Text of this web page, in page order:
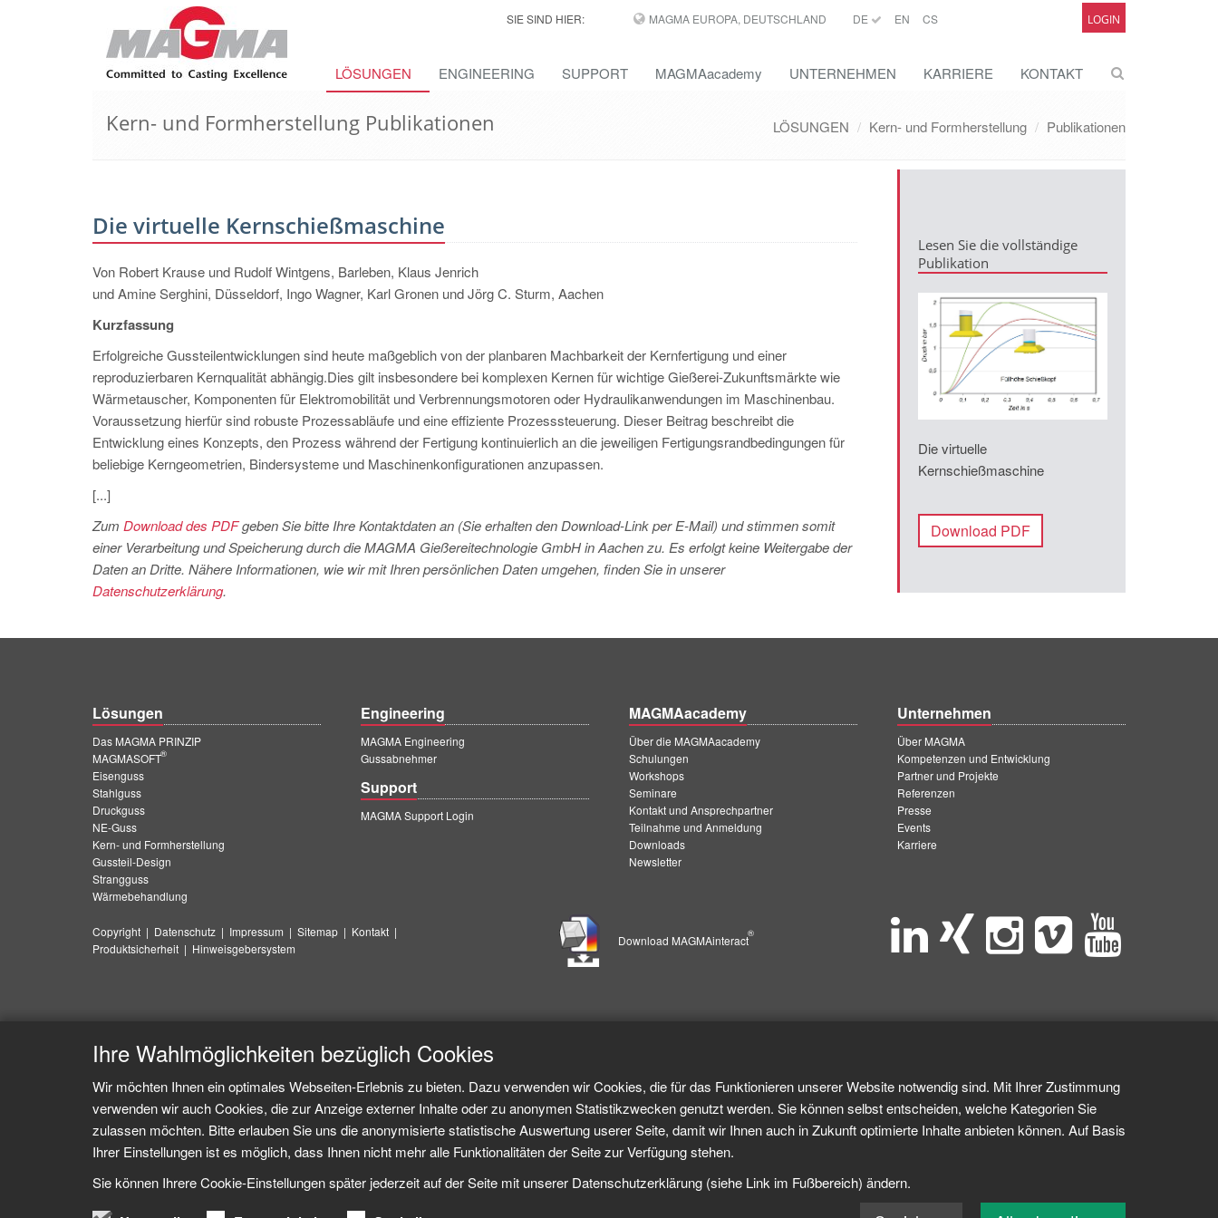
SIE SIND HIER: MAGMA EUROPA, DEUTSCHLAND DE EN CS LOGIN
LÖSUNGEN ENGINEERING SUPPORT MAGMAacademy UNTERNEHMEN KARRIERE KONTAKT
Kern- und Formherstellung Publikationen LÖSUNGEN Kern- und Formherstellung Publikationen
Die virtuelle Kernschießmaschine
Von Robert Krause und Rudolf Wintgens, Barleben, Klaus Jenrich
und Amine Serghini, Düsseldorf, Ingo Wagner, Karl Gronen und Jörg C. Sturm, Aachen
Kurzfassung
Erfolgreiche Gussteilentwicklungen sind heute maßgeblich von der planbaren Machbarkeit der Kernfertigung und einer
reproduzierbaren Kernqualität abhängig.Dies gilt insbesondere bei komplexen Kernen für wichtige Gießerei-Zukunftsmärkte wie
Wärmetauscher, Komponenten für Elektromobilität und Verbrennungsmotoren oder Hydraulikanwendungen im Maschinenbau.
Voraussetzung hierfür sind robuste Prozessabläufe und eine effiziente Prozesssteuerung. Dieser Beitrag beschreibt die
Entwicklung eines Konzepts, den Prozess während der Fertigung kontinuierlich an die jeweiligen Fertigungsrandbedingungen für
beliebige Kerngeometrien, Bindersysteme und Maschinenkonfigurationen anzupassen.
[...]
Zum Download des PDFgeben Sie bitte Ihre Kontaktdaten an (Sie erhalten den Download-Link per E-Mail) und stimmen somit
einer Verarbeitung und Speicherung durch die MAGMA Gießereitechnologie GmbH in Aachen zu. Es erfolgt keine Weitergabe der
Daten an Dritte. Nähere Informationen, wie wir mit Ihren persönlichen Daten umgehen, finden Sie in unserer
Datenschutzerklärung.
Lesen Sie die vollständige
Publikation
Die virtuelle
Kernschießmaschine
Download PDF
Lösungen
Das MAGMA PRINZIP
MAGMASOFT
®
Eisenguss
Stahlguss
Druckguss
NE-Guss
Kern- und Formherstellung
Gussteil-Design
Strangguss
Wärmebehandlung
Engineering
MAGMA Engineering
Gussabnehmer
Support
MAGMA Support Login
MAGMAacademy
Über die MAGMAacademy
Schulungen
Workshops
Seminare
Kontakt und Ansprechpartner
Teilnahme und Anmeldung
Downloads
Newsletter
Unternehmen
Über MAGMA
Kompetenzen und Entwicklung
Partner und Projekte
Referenzen
Presse
Events
Karriere
Copyright | Datenschutz | Impressum | Sitemap | Kontakt |
Produktsicherheit | Hinweisgebersystem
Download MAGMAinteract
®
Ihre Wahlmöglichkeiten bezüglich Cookies
Wir möchten Ihnen ein optimales Webseiten-Erlebnis zu bieten. Dazu verwenden wir Cookies, die für das Funktionieren unserer Website notwendig sind. Mit Ihrer Zustimmung
verwenden wir auch Cookies, die zur Anzeige externer Inhalte oder zu anonymen Statistikzwecken genutzt werden. Sie können selbst entscheiden, welche Kategorien Sie
zulassen möchten. Bitte erlauben Sie uns die anonymisierte statistische Auswertung userer Seite, damit wir Ihnen auch in Zukunft optimierte Inhalte anbieten können. Auf Basis
Ihrer Einstellungen ist es möglich, dass Ihnen nicht mehr alle Funktionalitäten der Seite zur Verfügung stehen.
Sie können Ihrere Cookie-Einstellungen später jederzeit auf der Seite mit unserer Datenschutzerklärung (siehe Link im Fußbereich) ändern.